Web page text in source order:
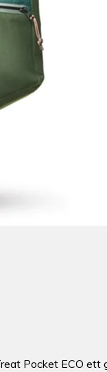
Pocket ECO